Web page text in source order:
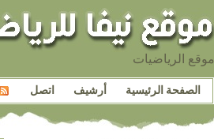
موقع الرياضيات
الصفحة الرئيسية أرشيف اتصل